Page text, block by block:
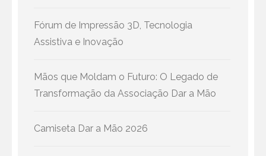
Fórum de Impressão 3D, Tecnologia
Assistiva e Inovação
Mãos que Moldam o Futuro: O Legado de
Transformação da Associação Dar a Mão
Camiseta Dar a Mão 2026